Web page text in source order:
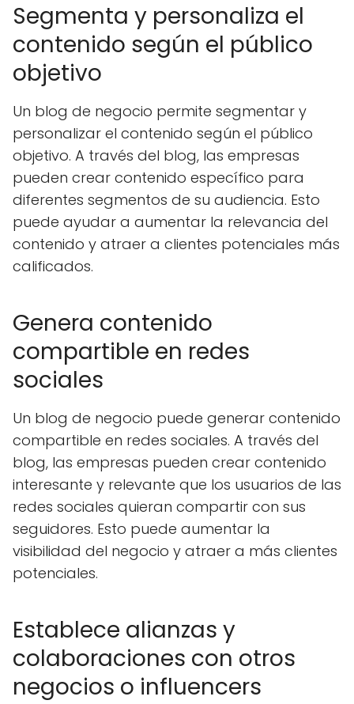
Segmenta y personaliza el
contenido según el público
objetivo
Un blog de negocio permite segmentar y
personalizar el contenido según el público
objetivo. A través del blog, las empresas
pueden crear contenido específico para
diferentes segmentos de su audiencia. Esto
puede ayudar a aumentar la relevancia del
contenido y atraer a clientes potenciales más
calificados.
Genera contenido
compartible en redes
sociales
Un blog de negocio puede generar contenido
compartible en redes sociales. A través del
blog, las empresas pueden crear contenido
interesante y relevante que los usuarios de las
redes sociales quieran compartir con sus
seguidores. Esto puede aumentar la
visibilidad del negocio y atraer a más clientes
potenciales.
Establece alianzas y
colaboraciones con otros
negocios o influencers